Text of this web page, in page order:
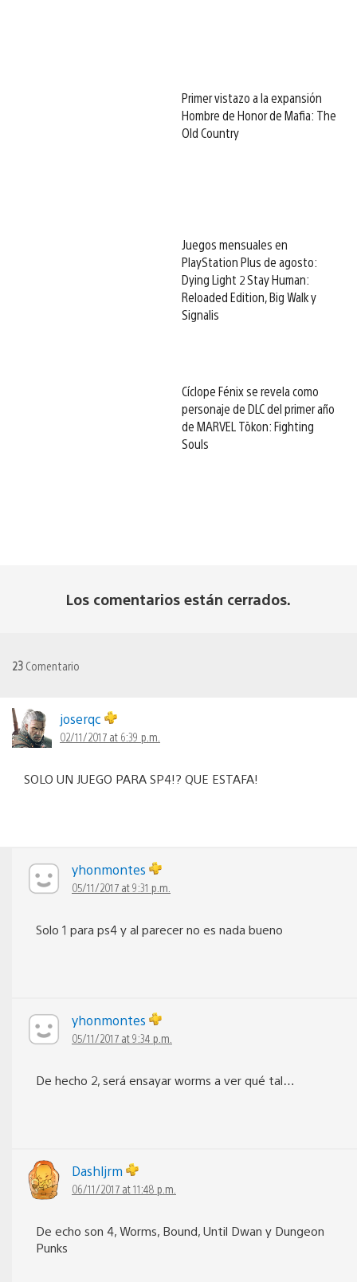
Primer vistazo a la expansión
Hombre de Honor de Mafia: The
Old Country
Juegos mensuales en
PlayStation Plus de agosto:
Dying Light 2 Stay Human:
Reloaded Edition, Big Walk y
Signalis
Cíclope Fénix se revela como
personaje de DLC del primer año
de MARVEL Tōkon: Fighting
Souls
Los comentarios están cerrados.
23 Comentario
joserqc
02/11/2017 at 6:39 p.m.
SOLO UN JUEGO PARA SP4!? QUE ESTAFA!
yhonmontes
05/11/2017 at 9:31 p.m.
Solo 1 para ps4 y al parecer no es nada bueno
yhonmontes
05/11/2017 at 9:34 p.m.
De hecho 2, será ensayar worms a ver qué tal…
Dashljrm
06/11/2017 at 11:48 p.m.
De echo son 4, Worms, Bound, Until Dwan y Dungeon
Punks